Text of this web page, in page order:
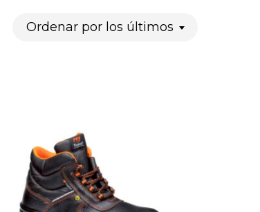
Ordenado
Ordenar por los últimos